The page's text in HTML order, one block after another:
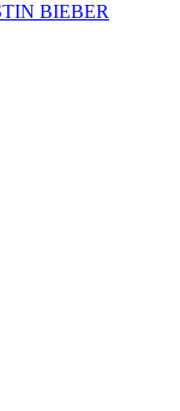
BIEBER